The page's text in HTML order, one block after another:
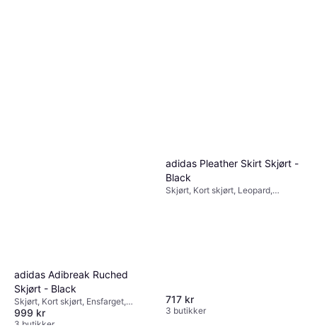
adidas Adibreak Ruched
Skjørt - Black
Skjørt, Kort skjørt, Ensfarget,
Materialer: Ull, Polyester
999 kr
3 butikker
adidas Pleather Skirt Skjørt -
Black
Skjørt, Kort skjørt, Leopard,
717 kr
3 butikker